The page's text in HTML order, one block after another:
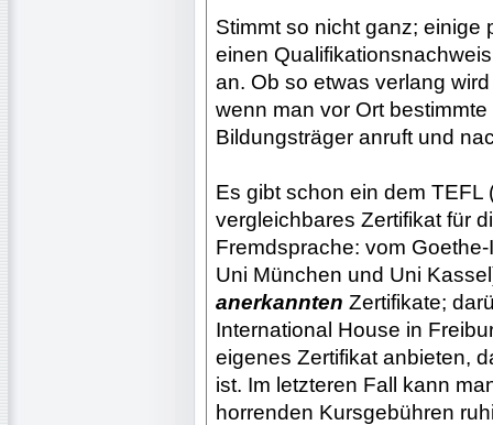
Stimmt so nicht ganz;
einen
an. Ob so etwas verlang
wenn man vor Ort
Bildungsträger anruft und
Es gibt schon ein dem
vergleichbares Zertifikat für
Fremdsprache: vom
Uni München und Uni
anerkannten Zertifikate;
International House in
eigenes Zertifikat anbieten,
ist. Im letzteren Fall kann
horrenden Kursgebühren